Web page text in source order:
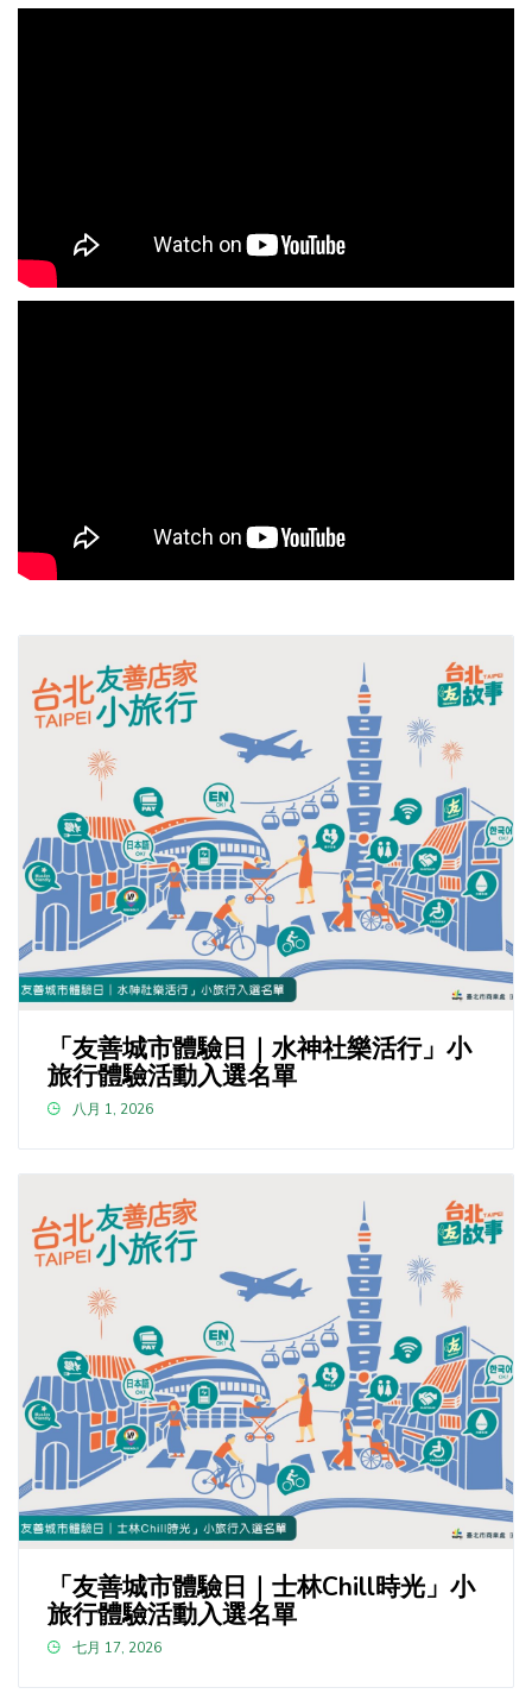
「友善城市體驗日｜水神社樂活行」小
旅行體驗活動入選名單
八月 1, 2026
「友善城市體驗日｜士林Chill時光」小
旅行體驗活動入選名單
七月 17, 2026